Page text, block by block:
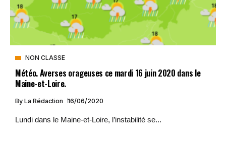
NON CLASSE
Météo. Averses orageuses ce mardi 16 juin 2020 dans le
Maine-et-Loire.
By La Rédaction 16/06/2020
Lundi dans le Maine-et-Loire, l’instabilité se...